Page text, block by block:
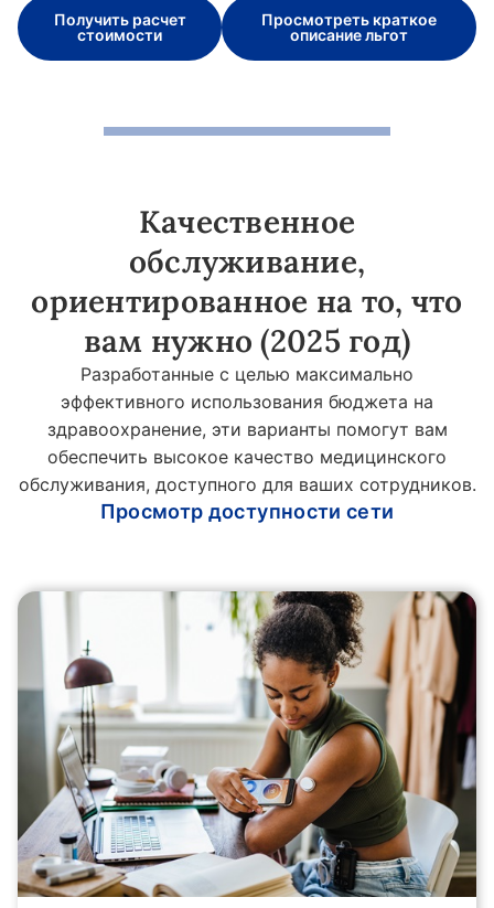
Получить расчет
стоимости
Просмотреть краткое
описание льгот
Качественное
обслуживание,
ориентированное на то, что
вам нужно (2025 год)
Разработанные с целью максимально
эффективного использования бюджета на
здравоохранение, эти варианты помогут вам
обеспечить высокое качество медицинского
обслуживания, доступного для ваших сотрудников.
Просмотр доступности сети